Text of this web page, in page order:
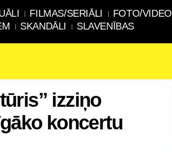
FILMAS/SERIĀLI FOTO/VIDEO
SKANDĀLI SLAVENĪBAS
izziņo
koncertu